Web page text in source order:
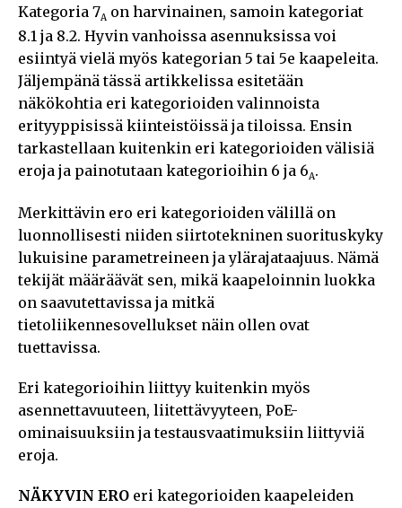
Kategoria 7A on harvinainen, samoin kategoriat
8.1 ja 8.2. Hyvin vanhoissa asennuksissa voi
esiintyä vielä myös kategorian 5 tai 5e kaapeleita.
Jäljempänä tässä artikkelissa esitetään
näkökohtia eri kategorioiden valinnoista
erityyppisissä kiinteistöissä ja tiloissa. Ensin
tarkastellaan kuitenkin eri kategorioiden välisiä
eroja ja painotutaan kategorioihin 6 ja 6A.
Merkittävin ero eri kategorioiden välillä on
luonnollisesti niiden siirtotekninen suorituskyky
lukuisine parametreineen ja ylärajataajuus. Nämä
tekijät määräävät sen, mikä kaapeloinnin luokka
on saavutettavissa ja mitkä
tietoliikennesovellukset näin ollen ovat
tuettavissa.
Eri kategorioihin liittyy kuitenkin myös
asennettavuuteen, liitettävyyteen, PoE-
ominaisuuksiin ja testausvaatimuksiin liittyviä
eroja.
NÄKYVIN ERO eri kategorioiden kaapeleiden